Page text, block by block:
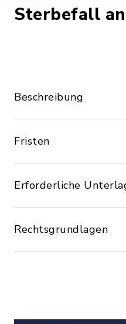
Sterbefall
Beschreibung
Fristen
Erforderliche
Rechtsgrundlagen